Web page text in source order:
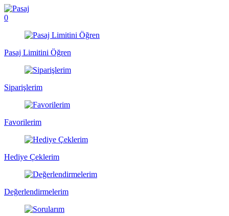
0
Pasaj Limitini Öğren
Siparişlerim
Favorilerim
Hediye Çeklerim
Değerlendirmelerim